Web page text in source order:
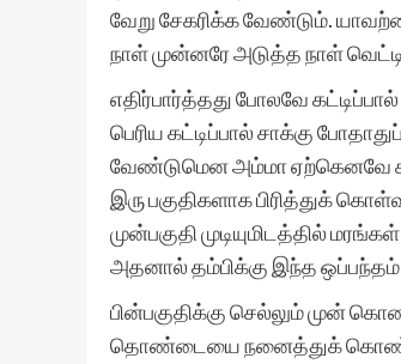
வேறு சேகரிக்க வேண்டும்.
நாள் முன்னரே அடுத்த நாள்
எதிர்பார்த்தது போலவே
பெரிய கட்டிப்பால் சாக்கு
வேண்டுமென அம்மா ஏற்கெனவே
இரு பகுதிகளாக பிரித்துக்
முன்பகுதி முடியுமிடத்தில்
அதனால் தம்பிக்கு இந்த ஒப்பந்தம்
பின்பகுதிக்கு செல்லும் முன்
தொண்டையை நனைத்துக்